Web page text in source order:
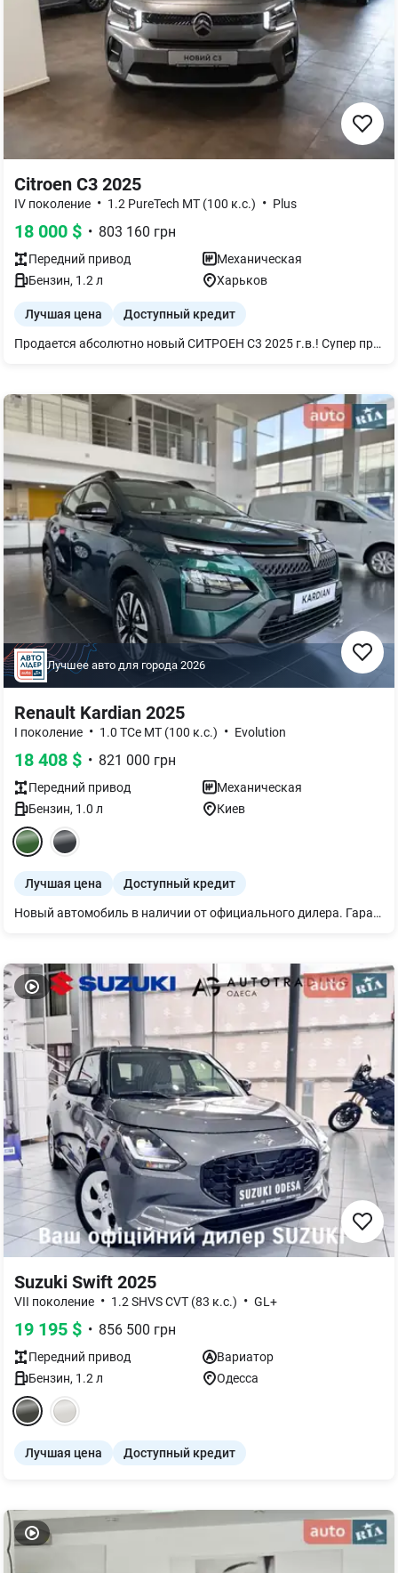
Citroen C3 2025
IV поколение • 1.2 PureTech MT (100 к.с.) • Plus
18 000 $ • 803 160 грн
Передний привод
Механическая
Бензин, 1.2 л Харьков
Лучшая цена Доступный кредит
Продается абсолютно новый СИТРОЕН С3 2025 г.в.! Супер предложение - оплачен первый налог (пенсионный фонд), Вам НЕ нужно его оплачивать.
Лучшее авто для города 2026
Renault Kardian 2025
I поколение • 1.0 TCe MT (100 к.с.) • Evolution
18 408 $ • 821 000 грн
Передний привод
Механическая
Бензин, 1.0 л Киев
Лучшая цена Доступный кредит
Новый автомобиль в наличии от официального дилера. Гарантия 3 года или 100000 км пробега действует на всей территории Украины. Возможные варианты других цветов и комплектаций. Большой склад автомобилей. Приглашаем на просмотр и тест-драйв. Индивидуальный подход. Звоните, мы обязательно с Вами договоримся.
Suzuki Swift 2025
VII поколение • 1.2 SHVS CVT (83 к.с.) • GL+
19 195 $ • 856 500 грн
Передний привод
Вариатор
Бензин, 1.2 л Одесса
Лучшая цена Доступный кредит